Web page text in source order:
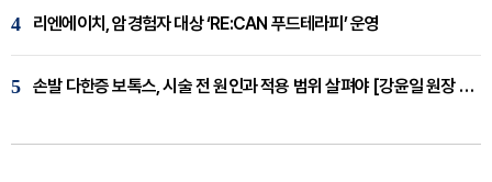
4 리엔에이치, 암경험자 대상 ‘RE:CAN 푸드테라피’ 운영
5 손발 다한증 보톡스, 시술 전 원인과 적용 범위 살펴야 [강윤일 원장 칼럼]